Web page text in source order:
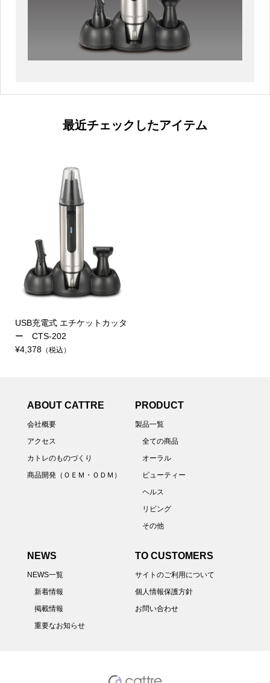
最近チェックしたアイテム
USB充電式 エチケットカッタ
ー CTS-202
¥4,378（税込）
ABOUT CATTRE
会社概要
アクセス
カトレのものづくり
商品開発（ＯＥＭ・ＯＤＭ）
PRODUCT
製品一覧
全ての商品
オーラル
ビューティー
ヘルス
リビング
その他
NEWS
NEWS一覧
新着情報
掲載情報
重要なお知らせ
TO CUSTOMERS
サイトのご利用について
個人情報保護方針
お問い合わせ